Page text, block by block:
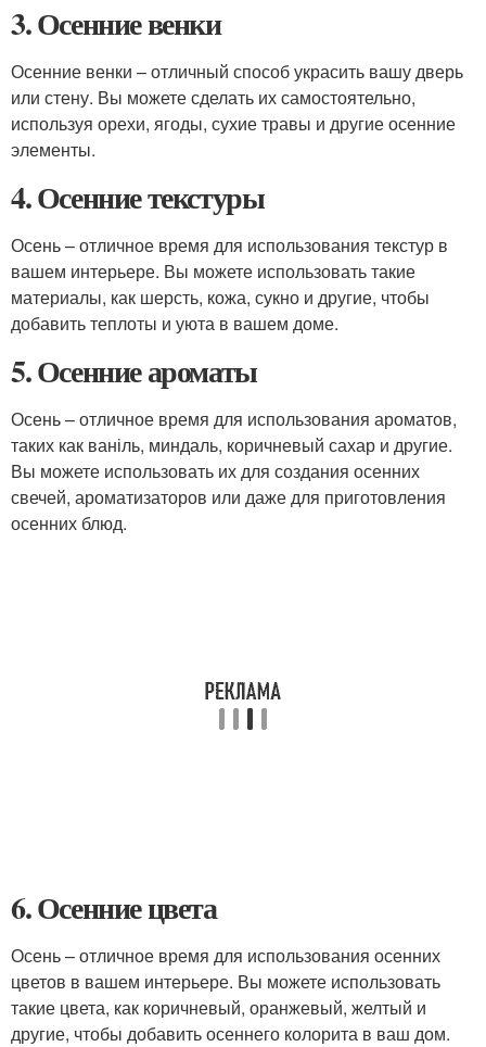
3. Осенние венки
Осенние венки – отличный способ украсить вашу дверь
или стену. Вы можете сделать их самостоятельно,
используя орехи, ягоды, сухие травы и другие осенние
элементы.
4. Осенние текстуры
Осень – отличное время для использования текстур в
вашем интерьере. Вы можете использовать такие
материалы, как шерсть, кожа, сукно и другие, чтобы
добавить теплоты и уюта в вашем доме.
5. Осенние ароматы
Осень – отличное время для использования ароматов,
таких как ваніль, миндаль, коричневый сахар и другие.
Вы можете использовать их для создания осенних
свечей, ароматизаторов или даже для приготовления
осенних блюд.
6. Осенние цвета
Осень – отличное время для использования осенних
цветов в вашем интерьере. Вы можете использовать
такие цвета, как коричневый, оранжевый, желтый и
другие, чтобы добавить осеннего колорита в ваш дом.